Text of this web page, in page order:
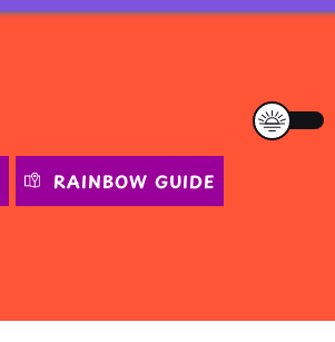
RAINBOW GUIDE